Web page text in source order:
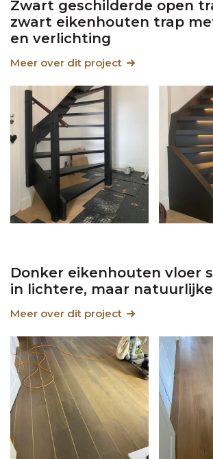
Zwart geschilderde open
zwart eikenhouten trap
en verlichting
Meer over dit project
Donker eikenhouten vloer
in lichtere, maar
Meer over dit project